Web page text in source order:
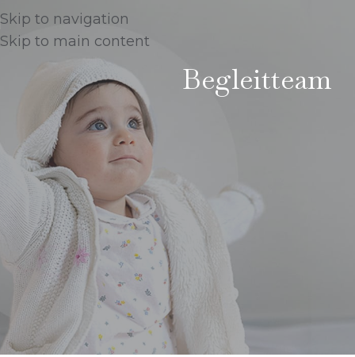
Skip to navigation
Skip to main content
Begleitteam